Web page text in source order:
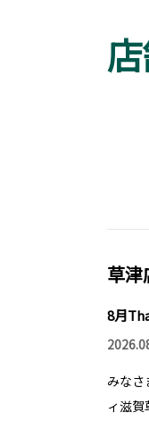
草津
8月
みなさ
ィ滋